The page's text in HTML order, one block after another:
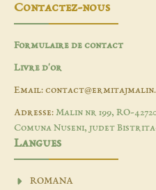
Contactez-nous
Formulaire de contact
Livre d'or
Email:
Adresse: Malin nr 199, RO-
Comuna Nuseni, judet
Langues
ROMANA